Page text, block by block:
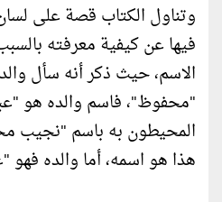
وتناول الكتاب قصة على
فيها عن كيفية معرفته
الاسم، حيث ذكر أنه سأل
"محفوظ"، فاسم والده هو
المحيطون به باسم "نجيب
هذا هو اسمه، أما والده فهو